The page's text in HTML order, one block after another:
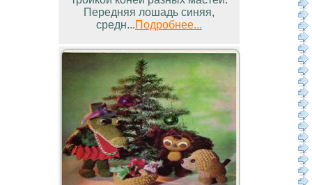
Передняя лошадь синяя,
средн...Подробнее...